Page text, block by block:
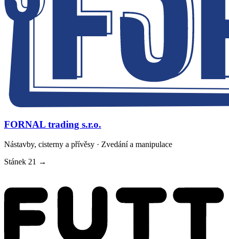
FORNAL trading s.r.o.
Nástavby, cisterny a přívěsy · Zvedání a manipulace
Stánek 21 →